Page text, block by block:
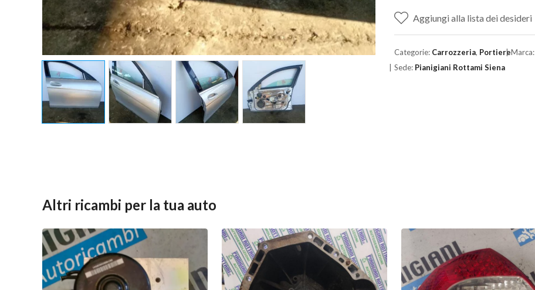
Aggiungi alla lista dei desideri
Categorie: Carrozzeria, PortiereMarca:
Sede: Pianigiani Rottami Siena
Altri ricambi per la tua auto